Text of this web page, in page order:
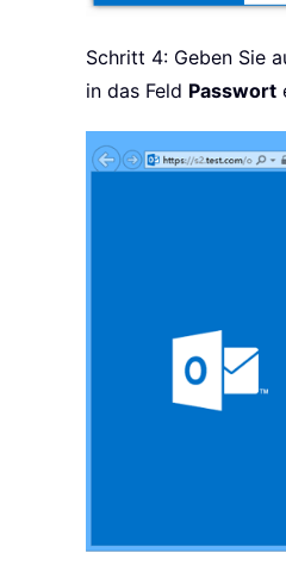
Schritt 4: Geben Sie
in das Feld Passwort